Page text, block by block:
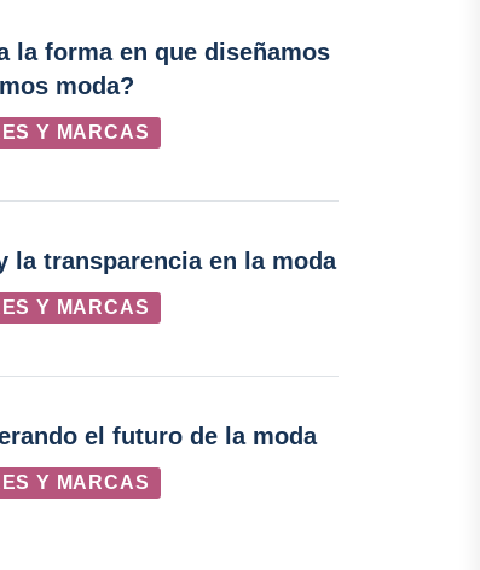
la forma en que diseñamos
moda?
Y MARCAS
la transparencia en la moda
Y MARCAS
el futuro de la moda
Y MARCAS